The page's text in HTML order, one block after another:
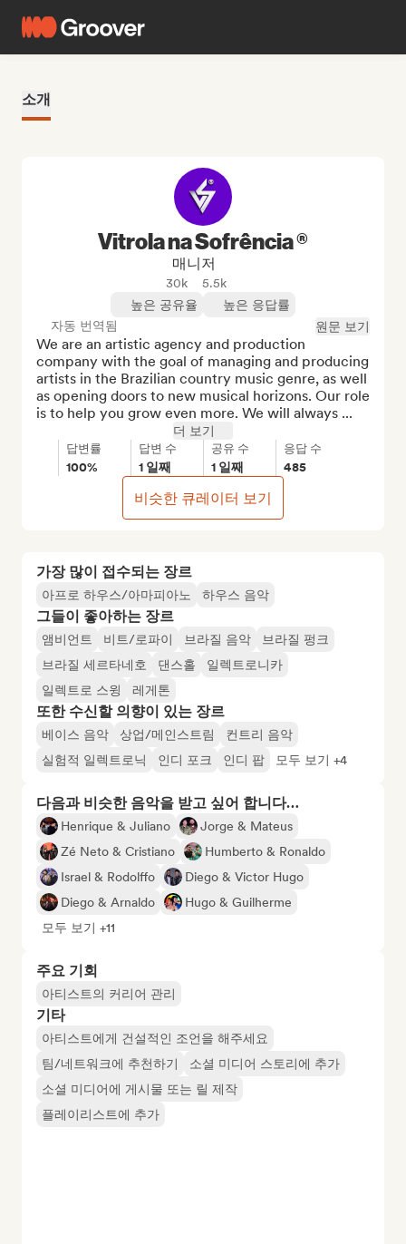
소개
가장 많이 접수되는 장르
아프로 하우스/아마피아노 하우스 음악
그들이 좋아하는 장르
앰비언트 비트/로파이 브라질 음악
브라질 펑크
브라질 세르타네호
댄스홀
일렉트로니카
일렉트로 스윙
레게톤
또한 수신할 의향이 있는 장르
베이스 음악 상업/메인스트림
컨트리 음악
실험적 일렉트로닉
인디 포크 인디 팝 모두 보기 +4
다음과 비슷한 음악을 받고 싶어 합니다…
Henrique & Juliano
Jorge & Mateus
Zé Neto & Cristiano
Humberto & Ronaldo
Israel & Rodolffo
Diego & Victor Hugo
Diego & Arnaldo
Hugo & Guilherme
모두 보기 +11
주요 기회
아티스트의 커리어 관리
기타
아티스트에게 건설적인 조언을 해주세요
팀/네트워크에 추천하기
소셜 미디어 스토리에 추가
소셜 미디어에 게시물 또는 릴 제작
플레이리스트에 추가
Vitrola na Sofrência ®
매니저
30k
5.5k
높은 공유율
높은 응답률
자동 번역됨
원문 보기
We are an artistic agency and production
company with the goal of managing and producing
artists in the Brazilian country music genre, as well
as opening doors to new musical horizons. Our role
is to help you grow even more. We will always ...
더 보기
답변률
100%
답변 수
1 일째
공유 수
1 일째
응답 수
485
비슷한 큐레이터 보기